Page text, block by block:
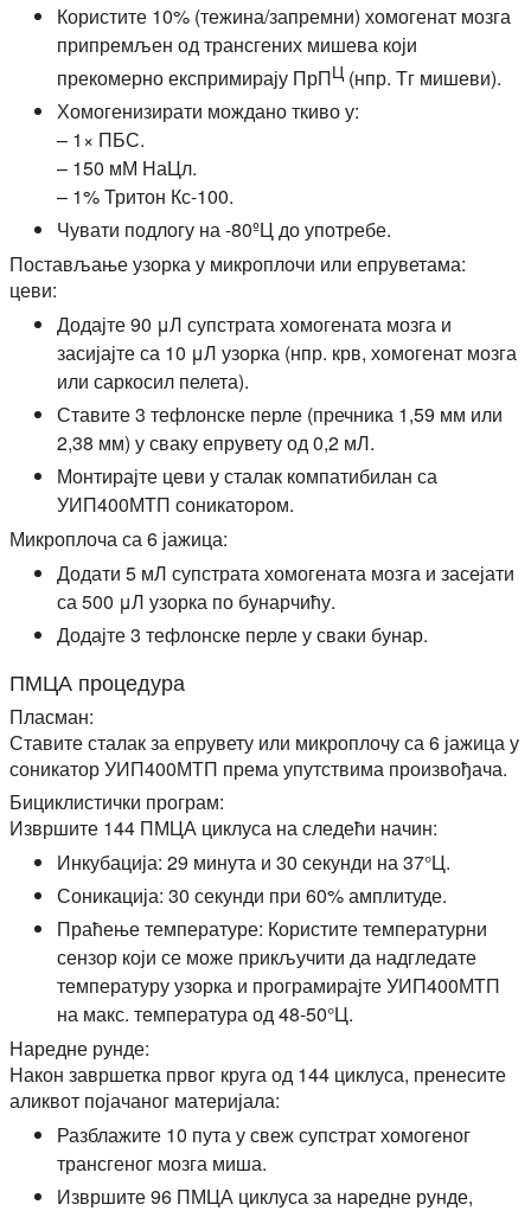
Користите 10% (тежина/запремни) хомогенат мозга
припремљен од трансгених мишева који
прекомерно експримирају ПрПЦ (нпр. Тг мишеви).
Хомогенизирати мождано ткиво у:
– 1× ПБС.
– 150 мМ НаЦл.
– 1% Тритон Кс-100.
Чувати подлогу на -80ºЦ до употребе.
Постављање узорка у микроплочи или епруветама:
цеви:
Додајте 90 μЛ супстрата хомогената мозга и
засијајте са 10 μЛ узорка (нпр. крв, хомогенат мозга
или саркосил пелета).
Ставите 3 тефлонске перле (пречника 1,59 мм или
2,38 мм) у сваку епрувету од 0,2 мЛ.
Монтирајте цеви у сталак компатибилан са
УИП400МТП соникатором.
Микроплоча са 6 јажица:
Додати 5 мЛ супстрата хомогената мозга и засејати
са 500 μЛ узорка по бунарчићу.
Додајте 3 тефлонске перле у сваки бунар.
ПМЦА процедура
Пласман:
Ставите сталак за епрувету или микроплочу са 6 јажица у
соникатор УИП400МТП према упутствима произвођача.
Бициклистички програм:
Извршите 144 ПМЦА циклуса на следећи начин:
Инкубација: 29 минута и 30 секунди на 37°Ц.
Соникација: 30 секунди при 60% амплитуде.
Праћење температуре: Користите температурни
сензор који се може прикључити да надгледате
температуру узорка и програмирајте УИП400МТП
на макс. температура од 48-50°Ц.
Наредне рунде:
Након завршетка првог круга од 144 циклуса, пренесите
аликвот појачаног материјала:
Разблажите 10 пута у свеж супстрат хомогеног
трансгеног мозга миша.
Извршите 96 ПМЦА циклуса за наредне рунде,